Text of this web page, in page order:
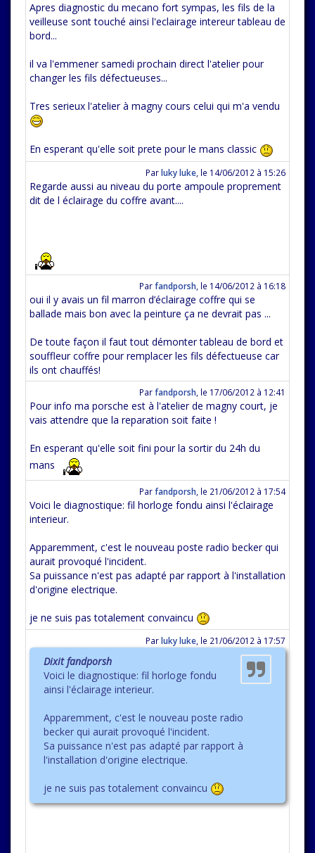
Apres diagnostic du mecano fort sympas, les fils de la
veilleuse sont touché ainsi l'eclairage intereur tableau de
bord...
il va l'emmener samedi prochain direct l'atelier pour
changer les fils défectueuses...
Tres serieux l'atelier à magny cours celui qui m'a vendu
En esperant qu'elle soit prete pour le mans classic
Parluky luke le 14/06/2012 à 15:26
Regarde aussi au niveau du porte ampoule proprement
dit de l éclairage du coffre avant....
Parfandporsh le 14/06/2012 à 16:18
oui il y avais un fil marron d’éclairage coffre qui se
ballade mais bon avec la peinture ça ne devrait pas ...
De toute façon il faut tout démonter tableau de bord et
souffleur coffre pour remplacer les fils défectueuse car
ils ont chauffés!
Parfandporsh le 17/06/2012 à 12:41
Pour info ma porsche est à l'atelier de magny court, je
vais attendre que la reparation soit faite !
En esperant qu'elle soit fini pour la sortir du 24h du
mans
Parfandporsh le 21/06/2012 à 17:54
Voici le diagnostique: fil horloge fondu ainsi l'éclairage
interieur.
Apparemment, c'est le nouveau poste radio becker qui
aurait provoqué l'incident.
Sa puissance n'est pas adapté par rapport à l'installation
d'origine electrique.
je ne suis pas totalement convaincu
Parluky luke le 21/06/2012 à 17:57
Dixit fandporsh
Voici le diagnostique: fil horloge fondu
ainsi l'éclairage interieur.
Apparemment, c'est le nouveau poste radio
becker qui aurait provoqué l'incident.
Sa puissance n'est pas adapté par rapport à
l'installation d'origine electrique.
je ne suis pas totalement convaincu